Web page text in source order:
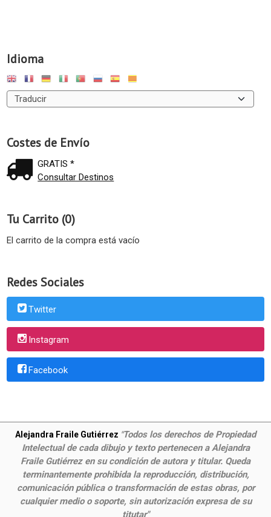
Idioma
Costes de Envío
GRATIS *
Consultar Destinos
Tu Carrito (0)
El carrito de la compra está vacío
Redes Sociales
Twitter
Instagram
Facebook
Alejandra Fraile Gutiérrez "Todos los derechos de Propiedad
Intelectual de cada dibujo y texto pertenecen a Alejandra
Fraile Gutiérrez en su condición de autora y titular. Queda
terminantemente prohibida la reproducción, distribución,
comunicación pública o transformación de estas obras, por
cualquier medio o soporte, sin autorización expresa de su
titutar"